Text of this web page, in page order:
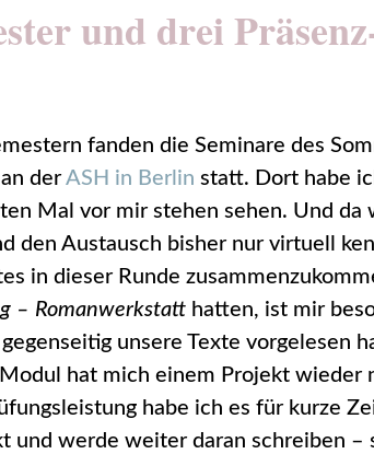
und drei
fanden die Seminare des
derASH in Berlin statt. Dort habe
Mal vor mir stehen sehen. Und da
den Austausch bisher nur virtuell
in dieser Runde
– Romanwerkstatt hatten, ist mir
unsere Texte vorgelesen
hat mich einem Projekt wieder
habe ich es für kurze
und werde weiter daran schreiben –